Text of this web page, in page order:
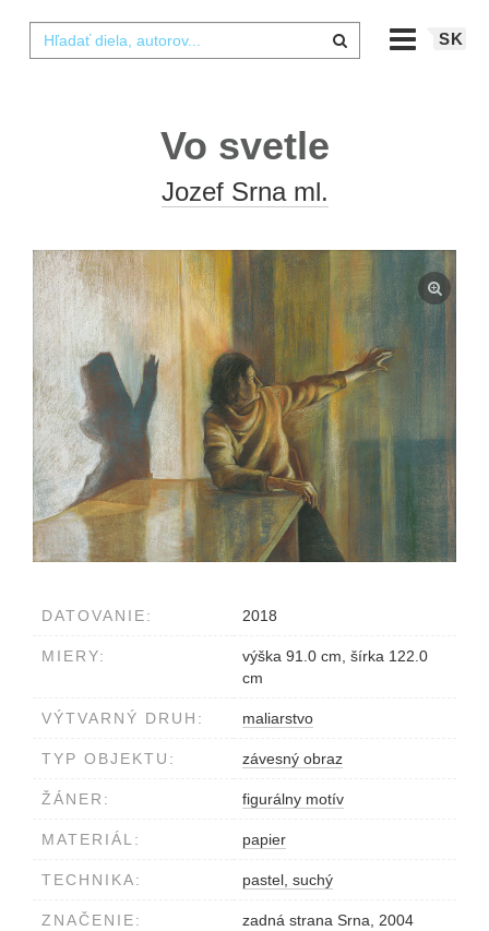
SK
Vo svetle
Jozef Srna ml.
DATOVANIE: 2018
MIERY:
výška 91.0 cm, šírka 122.0
cm
VÝTVARNÝ DRUH: maliarstvo
TYP OBJEKTU: závesný obraz
ŽÁNER: figurálny motív
MATERIÁL: papier
TECHNIKA: pastel, suchý
ZNAČENIE: zadná strana Srna, 2004